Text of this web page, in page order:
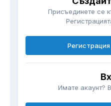
Присъединете се
Имате акаунт?